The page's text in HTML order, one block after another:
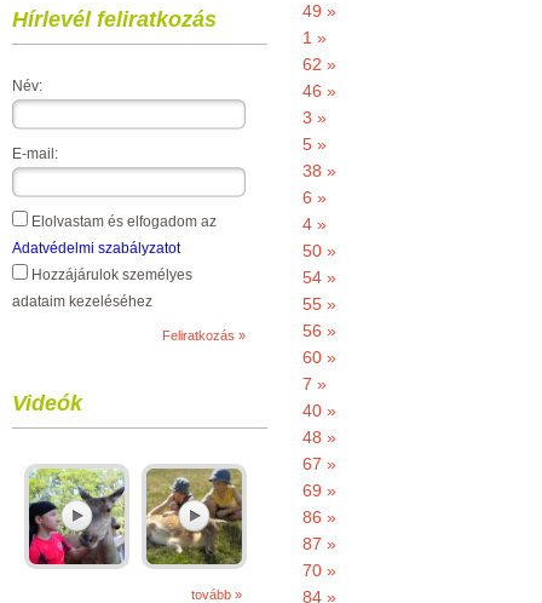
Hírlevél feliratkozás
Név:
E-mail:
Elolvastam és elfogadom az
Adatvédelmi szabályzatot
Hozzájárulok személyes
adataim kezeléséhez
Videók
tovább »
49 »
1 »
62 »
46 »
3 »
5 »
38 »
6 »
4 »
50 »
54 »
55 »
56 »
60 »
7 »
40 »
48 »
67 »
69 »
86 »
87 »
70 »
84 »